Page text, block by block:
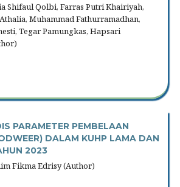
Shifaul Qolbi, Farras Putri Khairiyah,
Muhammad Fathurramadhan,
Tegar Pamungkas, Hapsari
PARAMETER PEMBELAAN
DALAM KUHP LAMA DAN
2023
Fikma Edrisy (Author)